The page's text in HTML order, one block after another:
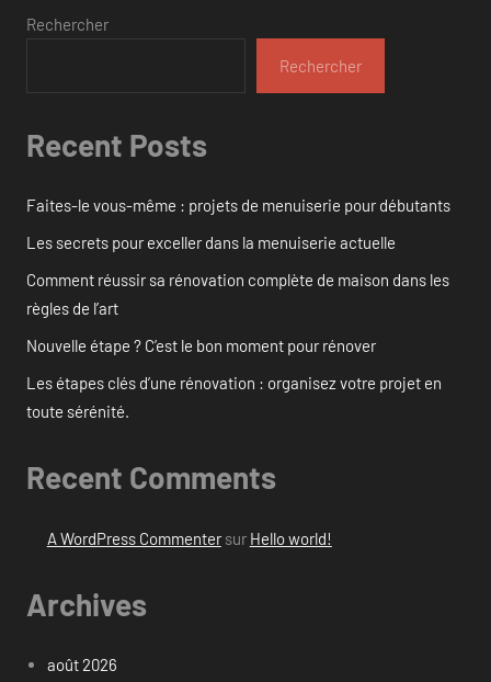
Rechercher
Rechercher
Recent Posts
Faites-le vous-même : projets de menuiserie pour débutants
Les secrets pour exceller dans la menuiserie actuelle
Comment réussir sa rénovation complète de maison dans les
règles de l’art
Nouvelle étape ? C’est le bon moment pour rénover
Les étapes clés d’une rénovation : organisez votre projet en
toute sérénité.
Recent Comments
A WordPress Commentersur Hello world!
Archives
août 2026